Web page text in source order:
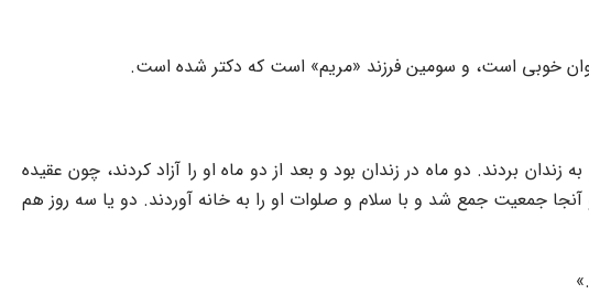
خوبی است، و سومین فرزند «مریم» است که دکتر شده است.
بردند. دو ماه در زندان بود و بعد از دو ماه او را آزاد کردند، چون عقیده
جمعیت جمع شد و با سلام و صلوات او را به خانه آوردند. دو یا سه روز هم